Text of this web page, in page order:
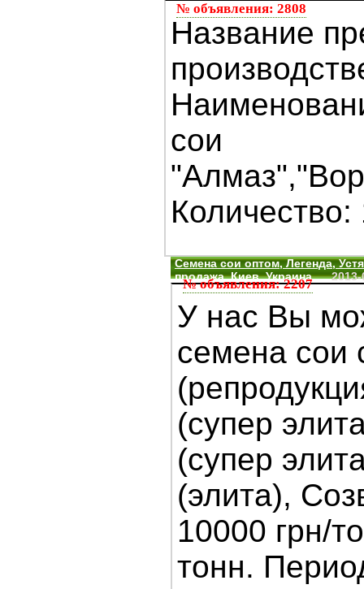
№ объявления: 2808
Название
сои
№ объявления: 2207
Семена сои оптом, Легенда,
продажа, Киев, Украина
У нас Вы
семена сои
(супер
(супер
(элита),
10000 грн/
тонн.